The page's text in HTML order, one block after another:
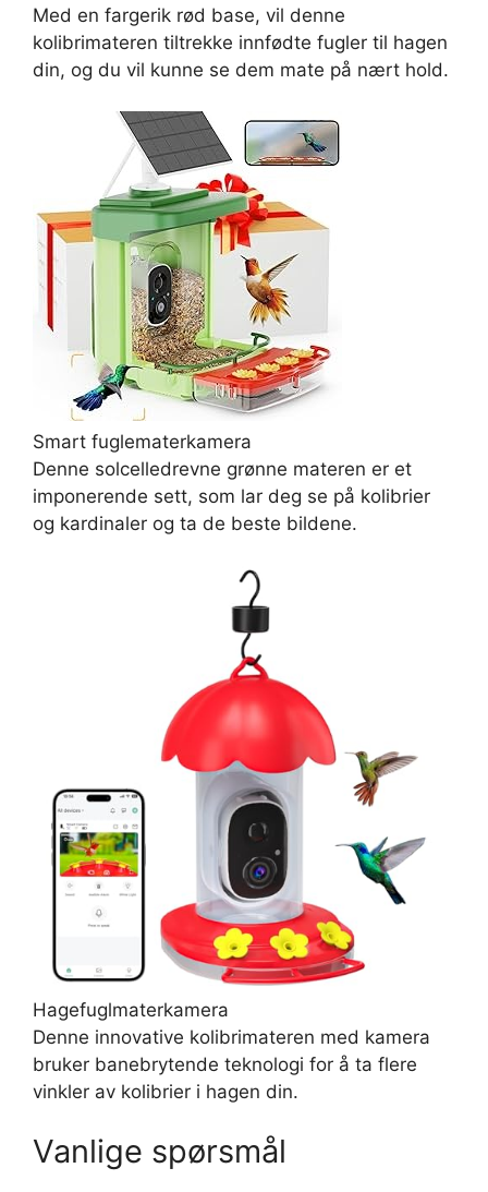
Med en fargerik rød base, vil denne
kolibrimateren tiltrekke innfødte fugler til hagen
din, og du vil kunne se dem mate på nært hold.
Smart fuglematerkamera
Denne solcelledrevne grønne materen er et
imponerende sett, som lar deg se på kolibrier
og kardinaler og ta de beste bildene.
Hagefuglmaterkamera
Denne innovative kolibrimateren med kamera
bruker banebrytende teknologi for å ta flere
vinkler av kolibrier i hagen din.
Vanlige spørsmål